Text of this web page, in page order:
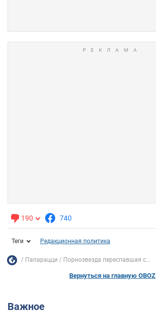
190 740
Теги Редакционная политика
Папарацци Порнозвезда переспавшая с...
Вернуться на главную OBOZ
Важное